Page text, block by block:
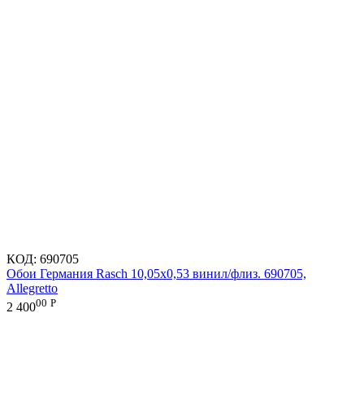
КОД: 690705
Обои Германия Rasch 10,05x0,53 винил/флиз. 690705,
Allegretto
2 40000 Р